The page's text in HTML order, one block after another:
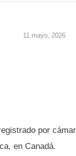
11 mayo, 2026
por
en Canadá.